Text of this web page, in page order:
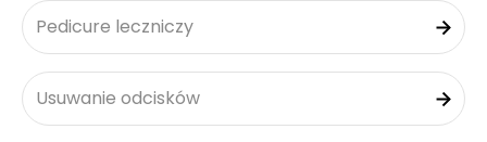
Pedicure leczniczy
Usuwanie odcisków